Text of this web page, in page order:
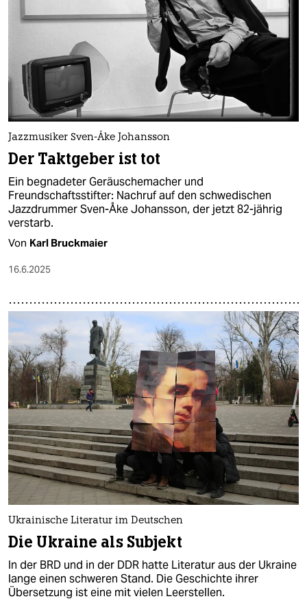
Jazzmusiker Sven-Åke Johansson
Der Taktgeber ist tot
Ein begnadeter Geräuschemacher und
Freundschaftsstifter: Nachruf auf den schwedischen
Jazzdrummer Sven-Åke Johansson, der jetzt 82-jährig
verstarb.
Von Karl Bruckmaier
16.6.2025
Ukrainische Literatur im Deutschen
Die Ukraine als Subjekt
In der BRD und in der DDR hatte Literatur aus der Ukraine
lange einen schweren Stand. Die Geschichte ihrer
Übersetzung ist eine mit vielen Leerstellen.